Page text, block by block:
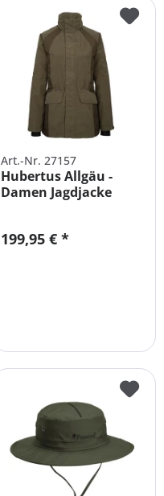
Art.-Nr. 27157
Hubertus Allgäu -
Damen Jagdjacke
199,95 € *